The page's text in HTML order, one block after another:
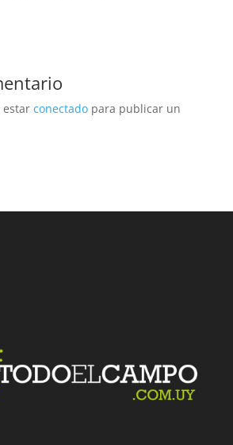
estar conectadopara publicar un
Facebook